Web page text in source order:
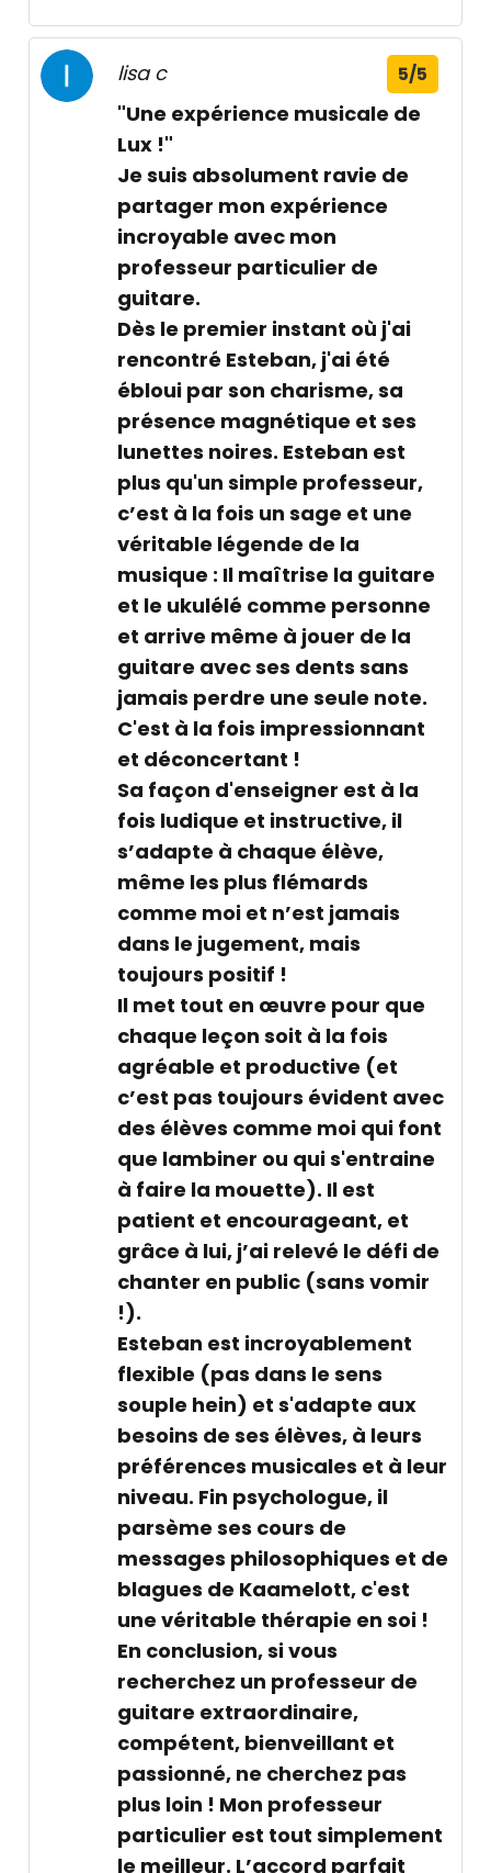
lisa c 5/5
"Une expérience musicale de
Lux !"
Je suis absolument ravie de
partager mon expérience
incroyable avec mon
professeur particulier de
guitare.
Dès le premier instant où j'ai
rencontré Esteban, j'ai été
ébloui par son charisme, sa
présence magnétique et ses
lunettes noires. Esteban est
plus qu'un simple professeur,
c’est à la fois un sage et une
véritable légende de la
musique : Il maîtrise la guitare
et le ukulélé comme personne
et arrive même à jouer de la
guitare avec ses dents sans
jamais perdre une seule note.
C'est à la fois impressionnant
et déconcertant !
Sa façon d'enseigner est à la
fois ludique et instructive, il
s’adapte à chaque élève,
même les plus flémards
comme moi et n’est jamais
dans le jugement, mais
toujours positif !
Il met tout en œuvre pour que
chaque leçon soit à la fois
agréable et productive (et
c’est pas toujours évident avec
des élèves comme moi qui font
que lambiner ou qui s'entraine
à faire la mouette). Il est
patient et encourageant, et
grâce à lui, j’ai relevé le défi de
chanter en public (sans vomir
!).
Esteban est incroyablement
flexible (pas dans le sens
souple hein) et s'adapte aux
besoins de ses élèves, à leurs
préférences musicales et à leur
niveau. Fin psychologue, il
parsème ses cours de
messages philosophiques et de
blagues de Kaamelott, c'est
une véritable thérapie en soi !
En conclusion, si vous
recherchez un professeur de
guitare extraordinaire,
compétent, bienveillant et
passionné, ne cherchez pas
plus loin ! Mon professeur
particulier est tout simplement
le meilleur. L’accord parfait